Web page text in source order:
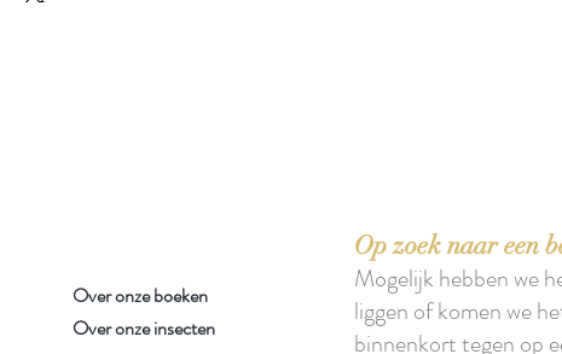
Op zoek naar een
Mogelijk hebben we
liggen of komen we
binnenkort tegen op
Over onze boeken
Over onze insecten